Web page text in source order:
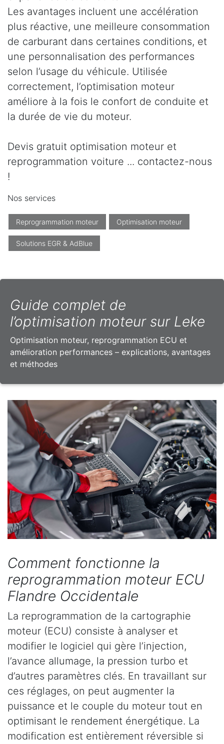
Les avantages incluent une accélération
plus réactive, une meilleure consommation
de carburant dans certaines conditions, et
une personnalisation des performances
selon l’usage du véhicule. Utilisée
correctement, l’optimisation moteur
améliore à la fois le confort de conduite et
la durée de vie du moteur.
Devis gratuit optimisation moteur et
reprogrammation voiture ... contactez-nous
!
Nos services
Reprogrammation moteur Optimisation moteur
Solutions EGR & AdBlue
Guide complet de
l’optimisation moteur sur Leke
Optimisation moteur, reprogrammation ECU et
amélioration performances – explications, avantages
et méthodes
Comment fonctionne la
reprogrammation moteur ECU
Flandre Occidentale
La reprogrammation de la cartographie
moteur (ECU) consiste à analyser et
modifier le logiciel qui gère l’injection,
l’avance allumage, la pression turbo et
d’autres paramètres clés. En travaillant sur
ces réglages, on peut augmenter la
puissance et le couple du moteur tout en
optimisant le rendement énergétique. La
modification est entièrement réversible si